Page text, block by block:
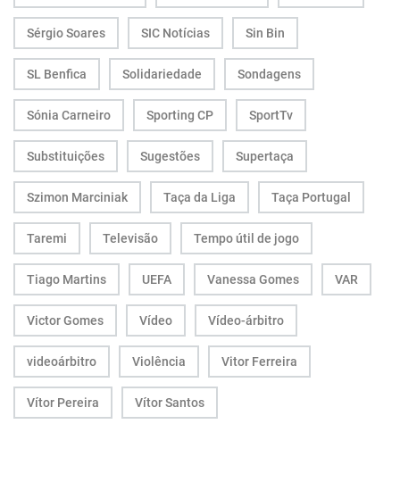
Sérgio Soares SIC Notícias Sin Bin
SL Benfica Solidariedade Sondagens
Sónia Carneiro Sporting CP SportTv
Substituições Sugestões Supertaça
Szimon Marciniak Taça da Liga Taça Portugal
Taremi Televisão Tempo útil de jogo
Tiago Martins UEFA Vanessa Gomes VAR
Victor Gomes Vídeo Vídeo-árbitro
videoárbitro Violência Vitor Ferreira
Vítor Pereira Vítor Santos